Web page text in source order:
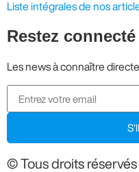
Liste intégrales de nos
Restez connecté
Les news à connaître
© Tous droits réservés